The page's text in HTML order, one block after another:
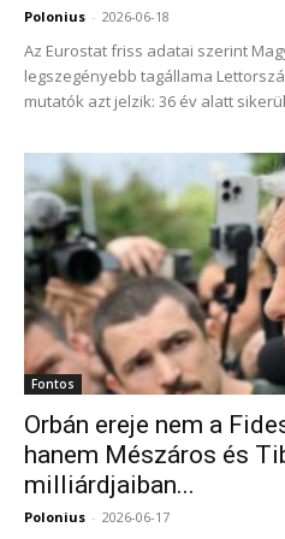
Polonius - 2026-06-18
Az Eurostat friss adatai szerint
legszegényebb tagállama
mutatók azt jelzik: 36 év alatt
Fontos
Orbán ereje nem a
hanem Mészáros és
milliárdjaiban...
Polonius - 2026-06-17